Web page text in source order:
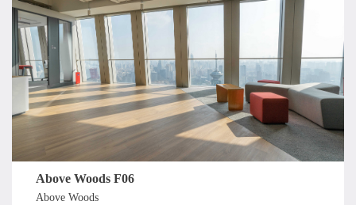
Above Woods F06
Above Woods